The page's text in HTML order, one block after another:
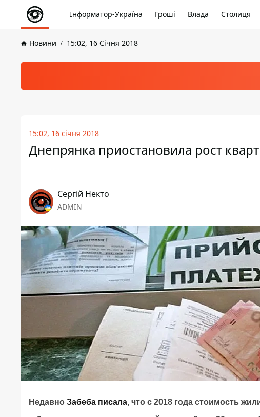
Інформатор-Україна Гроші Влада Столиця
Новини 15:02, 16 Січня 2018
15:02, 16 січня 2018
Днепрянка приостановила рост
Сергій Некто
ADMIN
Недавно Забеба писала, что с 2018 года стоимость